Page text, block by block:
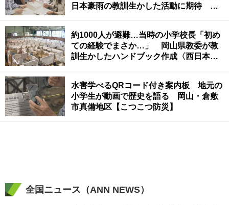
日本豪雨の教訓生かした活動に期待 岡
約1000人が避難…当時の小学校長「初め
ての経験でまさか…」 岡山県教委が教
訓生かしたハンドブック作成〈西日本豪
水害学べるQRコード付き案内板 地元の
小学生が動画で歴史を語る 岡山・倉敷
市真備地区【こつこつ防災】
全国ニュース（ANN NEWS）